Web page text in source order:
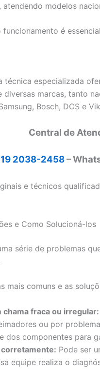
atendendo modelos
é
técnica especializada
diversas marcas, tanto
Bosch, DCS e
Central de
19 2038-2458–
e técnicos
e Como Solucioná-los
série de problemas
mais comuns e as
chama fraca ou irregular:
ou por
dos componentes para
corretamente: Pode ser
equipe realiza o